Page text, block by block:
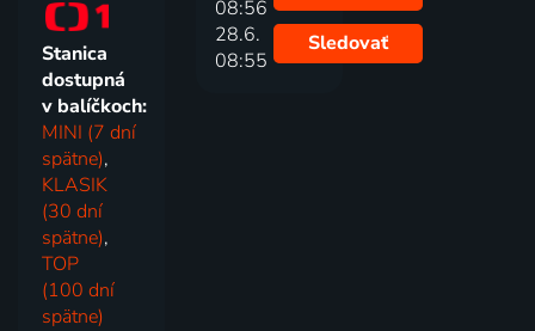
Stanica
dostupná
v balíčkoch:
MINI (7 dní
spätne),
KLASIK
(30 dní
spätne),
TOP
(100 dní
spätne)
08:56
28.6.
08:55
Sledovať